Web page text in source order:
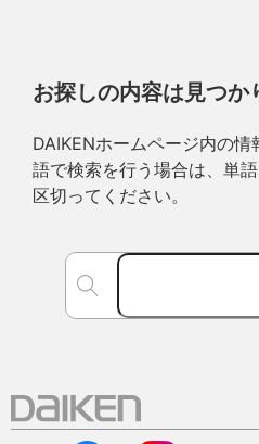
お探しの内容は見つか
DAIKENホームページ内の
語で検索を行う場合は、単
区切ってください。